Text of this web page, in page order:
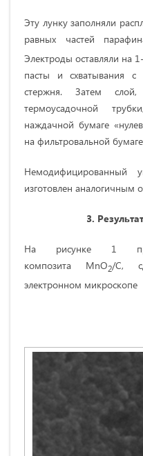
Эту лунку заполняли
равных частей
Электроды оставляли на
пасты и схватывания с
стержня. Затем
термоусадочной
наждачной бумаге
на фильтровальной
Немодифицированный
изготовлен аналогичным
3.
На рисунке 1
композита MnO2/C,
электронном микроскопе